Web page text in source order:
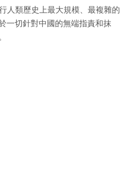
人類歷史上最大規模、最複雜的
一切針對中國的無端指責和抹